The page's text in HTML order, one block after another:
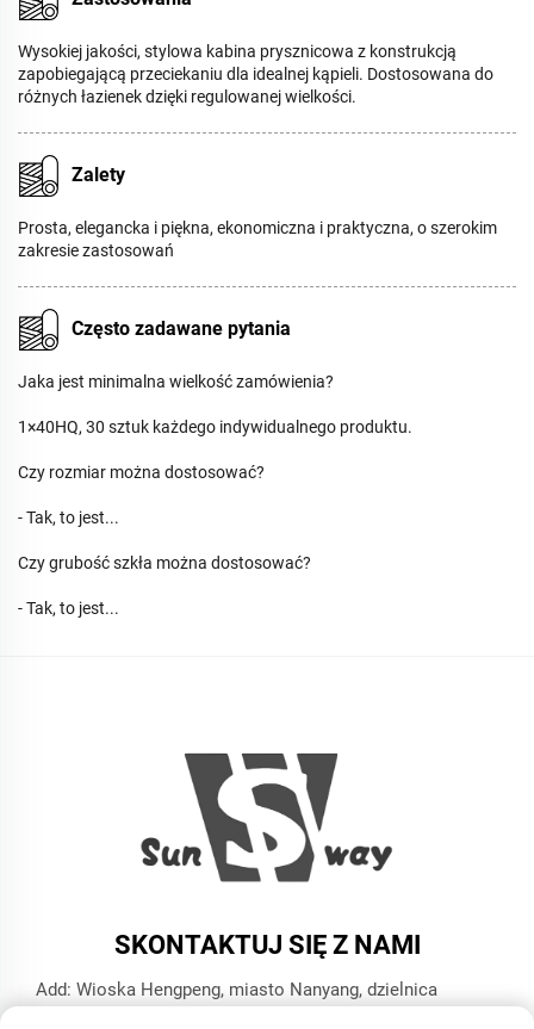
Wysokiej jakości, stylowa kabina prysznicowa z konstrukcją
zapobiegającą przeciekaniu dla idealnej kąpieli. Dostosowana do
różnych łazienek dzięki regulowanej wielkości.
Zalety
Prosta, elegancka i piękna, ekonomiczna i praktyczna, o szerokim
zakresie zastosowań
Często zadawane pytania
Jaka jest minimalna wielkość zamówienia?
1×40HQ, 30 sztuk każdego indywidualnego produktu.
Czy rozmiar można dostosować?
- Tak, to jest...
Czy grubość szkła można dostosować?
- Tak, to jest...
SKONTAKTUJ SIĘ Z NAMI
Add: Wioska Hengpeng, miasto Nanyang, dzielnica